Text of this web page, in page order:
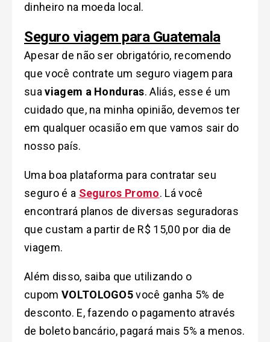
dinheiro na moeda local.
Seguro viagem para Guatemala
Apesar de não ser obrigatório, recomendo
que você contrate um seguro viagem para
suaviagem a Honduras. Aliás, esse é um
cuidado que, na minha opinião, devemos ter
em qualquer ocasião em que vamos sair do
nosso país.
Uma boa plataforma para contratar seu
seguro é a Seguros Promo. Lá você
encontrará planos de diversas seguradoras
que custam a partir de R$ 15,00 por dia de
viagem.
Além disso, saiba que utilizando o
cupom VOLTOLOGO5você ganha 5% de
desconto. E, fazendo o pagamento através
de boleto bancário, pagará mais 5% a menos.